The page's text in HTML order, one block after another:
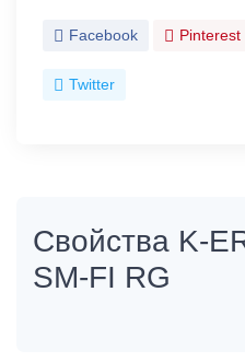
Facebook Pinterest
Twitter
Свойства K-
SM-FI RG